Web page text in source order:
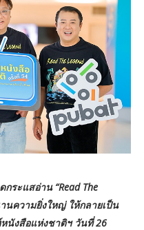
ระแสอ่าน “Read The
นความยิ่งใหญ่ ให้กลายเป็น
นังสือแห่งชาติฯ วันที่ 26